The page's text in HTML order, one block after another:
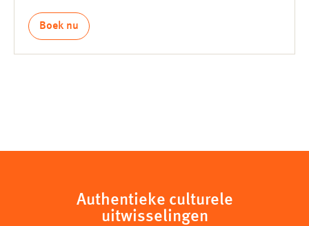
Boek nu
Authentieke culturele
uitwisselingen